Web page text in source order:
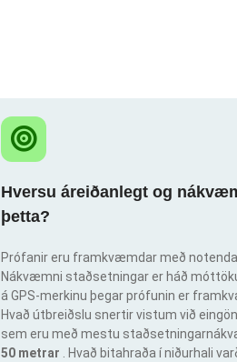
Hversu áreiðanlegt og
þetta?
Prófanir eru framkvæmdar með
Nákvæmni staðsetningar er háð
á GPS-merkinu þegar prófunin er
Hvað útbreiðslu snertir vistum við
sem eru með mestu
50 metrar
. Hvað bitahraða í niðurhali